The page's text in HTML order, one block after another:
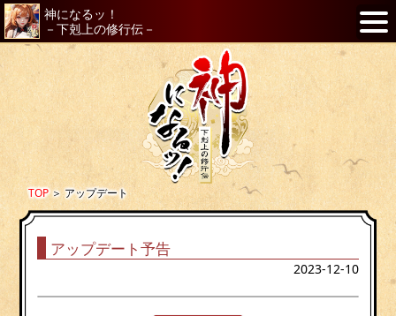
神になるッ！
－下剋上の修行伝－
TOP＞アップデート
アップデート予告
2023-12-10